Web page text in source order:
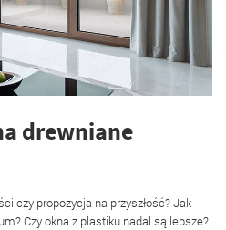
drewniane
czy propozycja na przyszłość? Jak
Czy okna z plastiku nadal są lepsze?